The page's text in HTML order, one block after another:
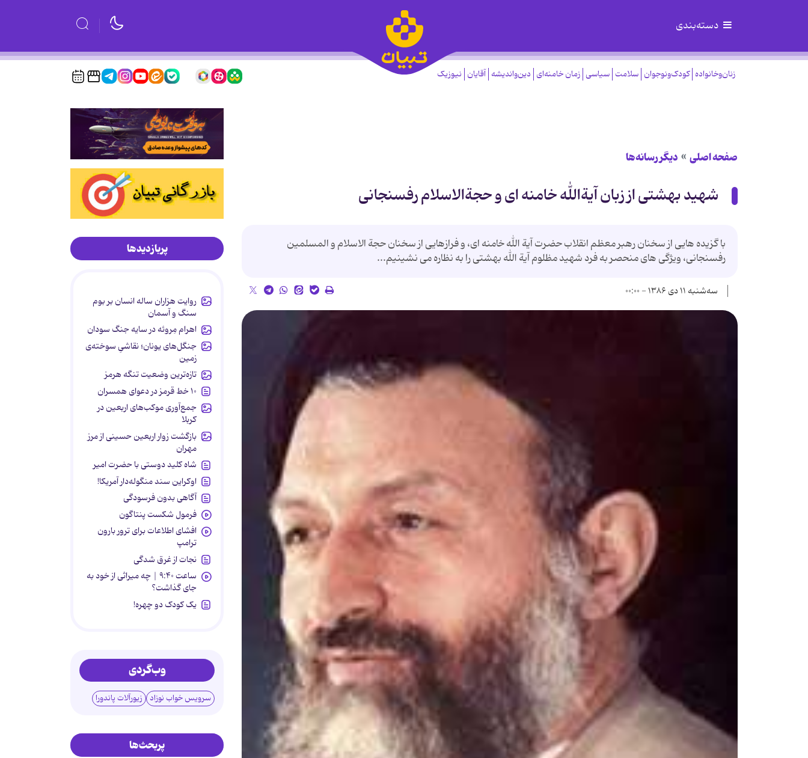
دسته‌بندی
زنان‌وخانواده کودک‌ونوجوان سلامت سیاسی زمان خامنه‌ای دین‌واندیشه آقایان نیوزیک
صفحه اصلی دیگر رسانه‌ها
شهید بهشتی از زبان آیةالله خامنه ای و حجةالاسلام رفسنجانی
با گزیده هایی از سخنان رهبر معظم انقلاب حضرت آیة الله خامنه ای، و فرازهایی از سخنان حجة الاسلام و المسلمین
رفسنجانی، ویژگی های منحصر به فرد شهید مظلوم آیة الله بهشتی را به نظاره می نشینیم...
سه‌شنبه ۱۱ دی ۱۳۸۶ - ۰۰:۰۰
پربازدیدها
روایت هزاران ساله انسان بر بوم
سنگ و آسمان
اهرام مِروئه در سایه جنگ سودان
جنگل‌های یونان؛ نقاشیِ سوخته‌ی
زمین
تازه‌ترین وضعیت تنگه هرمز
۱۰ خط قرمز در دعوای همسران
جمع‌آوری موکب‌های اربعین در
کربلا
بازگشت زوار اربعین حسینی از مرز
مهران
شاه کلید دوستی با حضرت امیر
اوکراین سند منگوله‌دار آمریکا!
آگاهی بدون فرسودگی
فرمول شکست پنتاگون
افشای اطلاعات برای ترور بارون
ترامپ
نجات از غرق شدگی
ساعت ۹:۴۰ | چه میراثی از خود به
جای گذاشت؟
یک کودک دو چهره!
وب‌گردی
سرویس خواب نوزاد زیورآلات پاندورا
پربحث‌ها